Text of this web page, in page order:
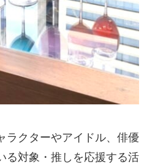
ラクターやアイドル、俳優
る対象・推しを応援する活